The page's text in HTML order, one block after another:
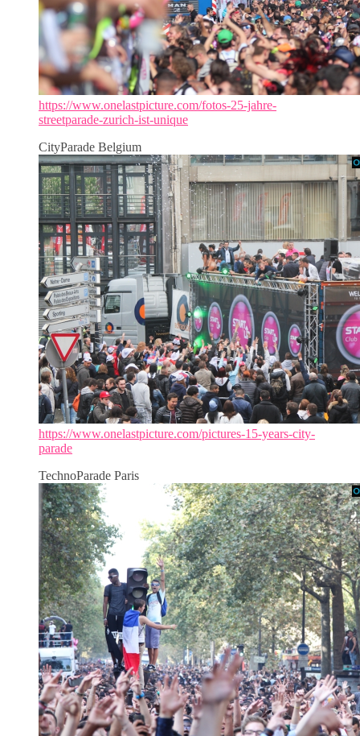
https://www.onelastpicture.com/fotos-25-jahre-
streetparade-zurich-ist-unique
CityParade Belgium
https://www.onelastpicture.com/pictures-15-years-city-
parade
TechnoParade Paris